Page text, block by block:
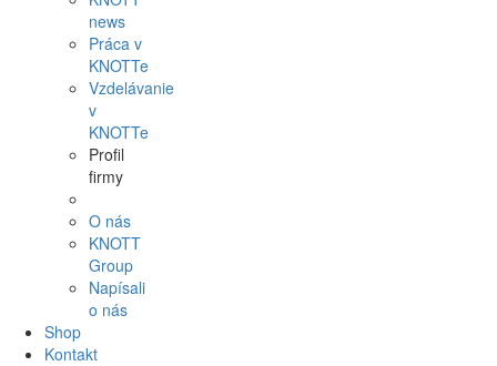
news
Práca v
KNOTTe
Vzdelávanie
v
KNOTTe
Profil
firmy
O nás
KNOTT
Group
Napísali
o nás
Shop
Kontakt